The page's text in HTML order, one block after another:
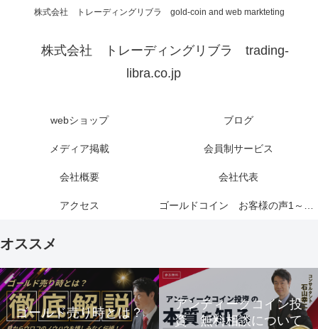
株式会社 トレーディングリブラ gold-coin and web markteting
株式会社 トレーディングリブラ trading-
libra.co.jp
webショップ ブログ
メディア掲載 会員制サービス
会社概要 会社代表
アクセス ゴールドコイン お客様の声1～6ページ
オススメ
ゴールド売り時とは？
アンティークコイン投
資 無料相談について